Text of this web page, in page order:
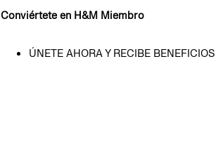
Conviértete en H&M Miembro
ÚNETE AHORA Y RECIBE BENEFICIOS